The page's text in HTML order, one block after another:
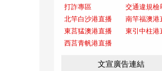
打詐專區
交通違規檢
北竿白沙港直播
南竿福澳港
東莒猛澳港直播
東引中柱港
西莒青帆港直播
文宣廣告連結